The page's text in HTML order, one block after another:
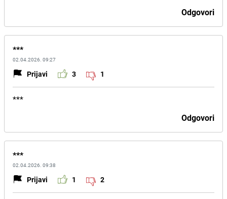
Odgovori
***
02.04.2026. 09:27
Prijavi 3 1
***
Odgovori
***
02.04.2026. 09:38
Prijavi 1 2